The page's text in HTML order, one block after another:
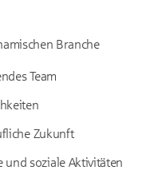
Branche
Team
Zukunft
und soziale Aktivitäten